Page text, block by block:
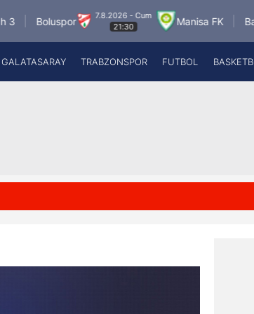
Boluspor
7.8.2026 - Cum
Manisa FK
DİZİ
GALATASARAY TRABZONSPOR FUTBOL